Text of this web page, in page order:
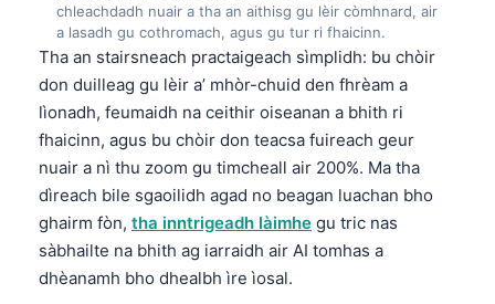
chleachdadh nuair a tha an aithisg gu lèir còmhnard, air
a lasadh gu cothromach, agus gu tur ri fhaicinn.
Tha an stairsneach practaigeach sìmplidh: bu chòir
don duilleag gu lèir a’ mhòr-chuid den fhrèam a
lìonadh, feumaidh na ceithir oiseanan a bhith ri
fhaicinn, agus bu chòir don teacsa fuireach geur
nuair a nì thu zoom gu timcheall air 200%. Ma tha
dìreach bile sgaoilidh agad no beagan luachan bho
ghairm fòn, tha inntrigeadh làimhe gu tric nas
sàbhailte na bhith ag iarraidh air AI tomhas a
dhèanamh bho dhealbh ìre ìosal.